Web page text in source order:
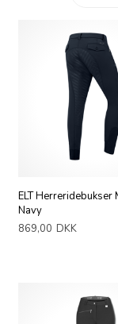
ELT Herreridebukser
Navy
869,00 DKK